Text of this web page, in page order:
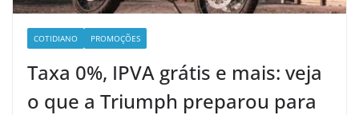
COTIDIANO PROMOÇÕES
Taxa 0%, IPVA grátis e mais: veja
o que a Triumph preparou para